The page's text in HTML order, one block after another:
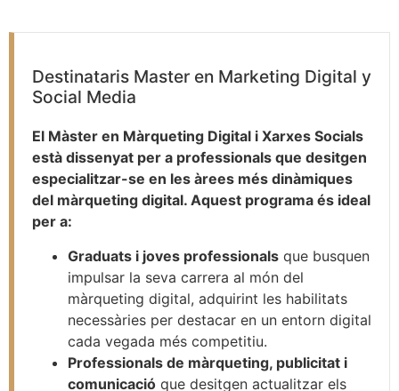
Destinataris Master en Marketing Digital y
Social Media
El Màster en Màrqueting Digital i Xarxes Socials
està dissenyat per a professionals que desitgen
especialitzar-se en les àrees més dinàmiques
del màrqueting digital. Aquest programa és ideal
per a:
Graduats i joves professionals que busquen
impulsar la seva carrera al món del
màrqueting digital, adquirint les habilitats
necessàries per destacar en un entorn digital
cada vegada més competitiu.
Professionals de màrqueting, publicitat i
comunicació que desitgen actualitzar els